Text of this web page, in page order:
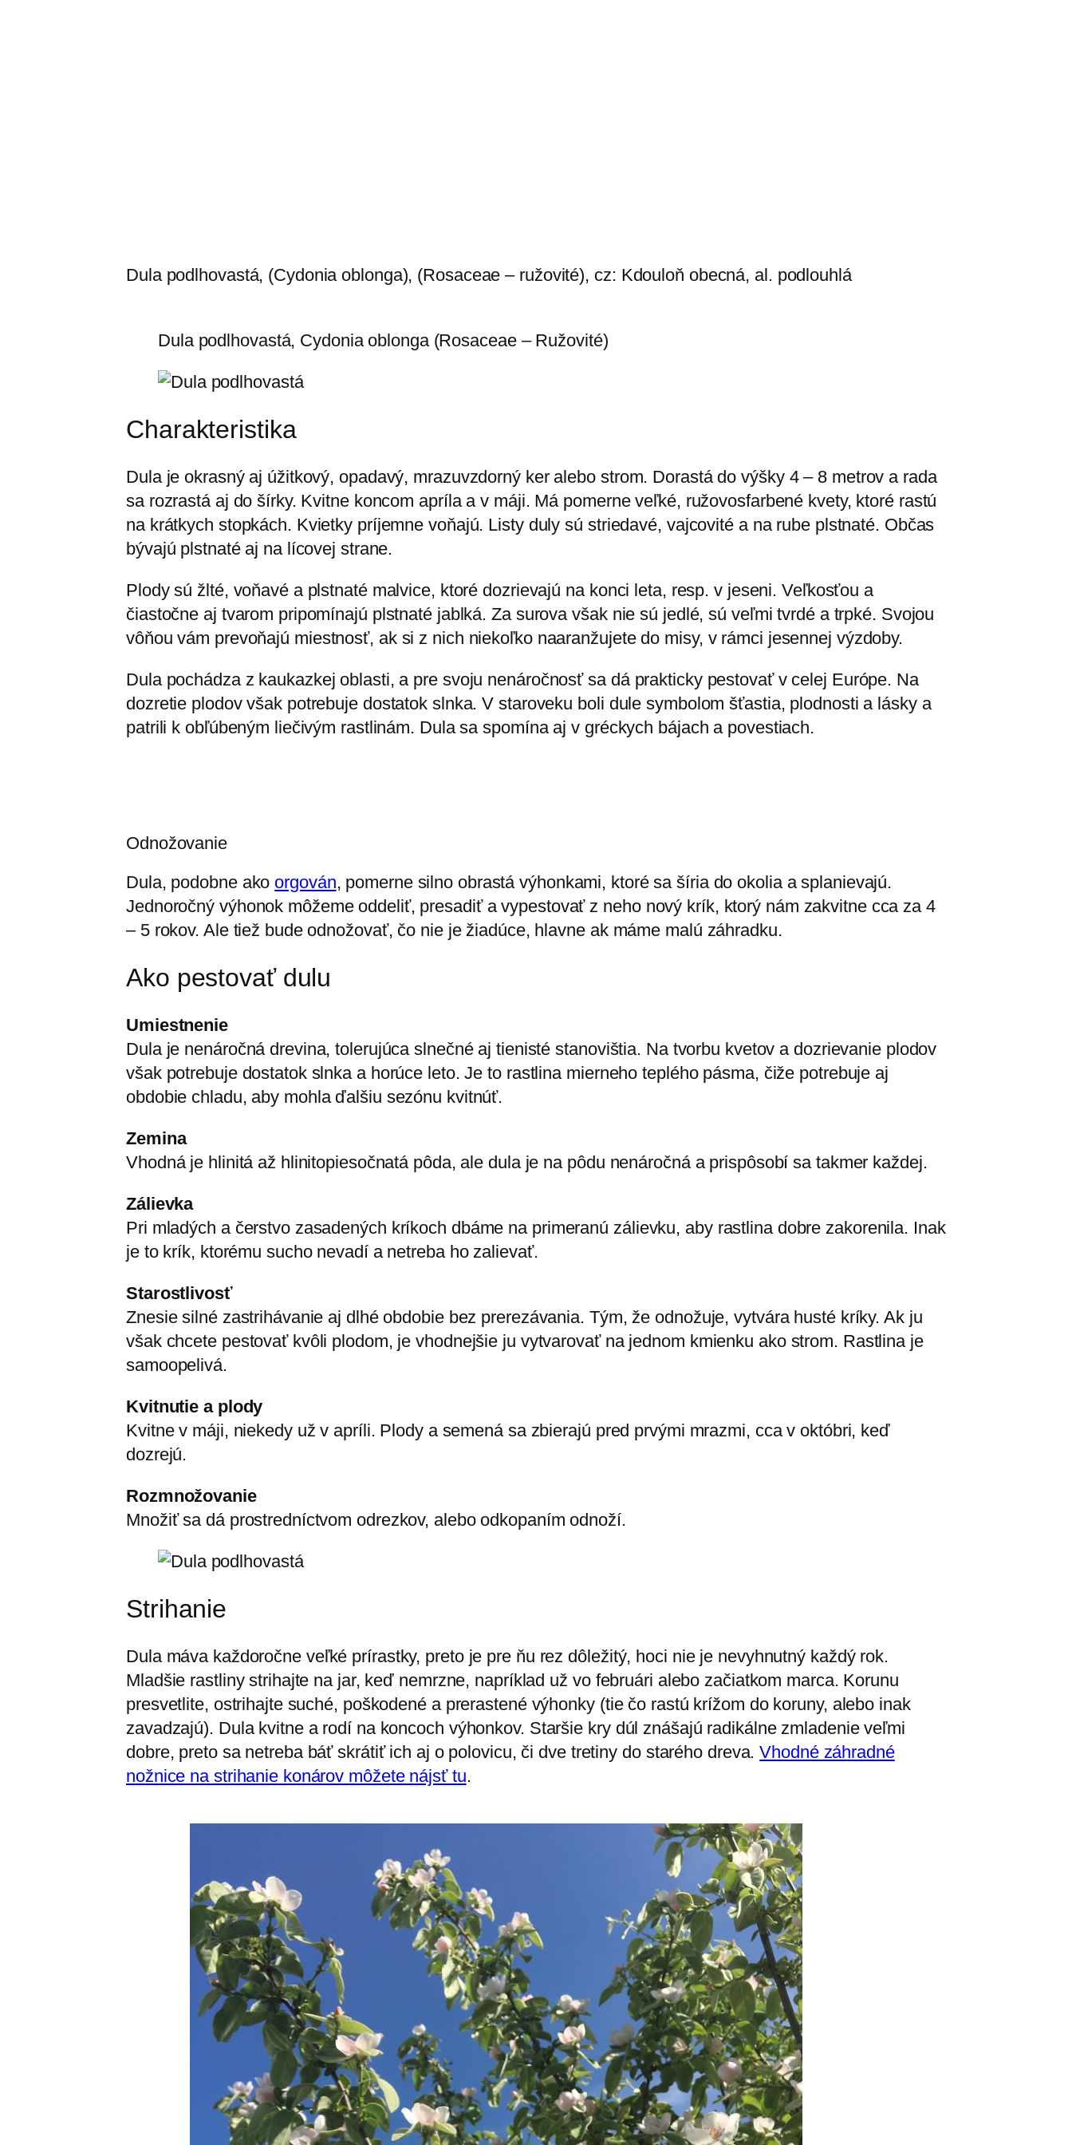
Dula podlhovastá, (Cydonia oblonga), (Rosaceae – ružovité), cz: Kdouloň obecná, al. podlouhlá
Dula podlhovastá, Cydonia oblonga (Rosaceae – Ružovité)
Charakteristika
Dula je okrasný aj úžitkový, opadavý, mrazuvzdorný ker alebo strom. Dorastá do výšky 4 – 8 metrov a rada
sa rozrastá aj do šírky. Kvitne koncom apríla a v máji. Má pomerne veľké, ružovosfarbené kvety, ktoré rastú
na krátkych stopkách. Kvietky príjemne voňajú. Listy duly sú striedavé, vajcovité a na rube plstnaté. Občas
bývajú plstnaté aj na lícovej strane.
Plody sú žlté, voňavé a plstnaté malvice, ktoré dozrievajú na konci leta, resp. v jeseni. Veľkosťou a
čiastočne aj tvarom pripomínajú plstnaté jablká. Za surova však nie sú jedlé, sú veľmi tvrdé a trpké. Svojou
vôňou vám prevoňajú miestnosť, ak si z nich niekoľko naaranžujete do misy, v rámci jesennej výzdoby.
Dula pochádza z kaukazkej oblasti, a pre svoju nenáročnosť sa dá prakticky pestovať v celej Európe. Na
dozretie plodov však potrebuje dostatok slnka. V staroveku boli dule symbolom šťastia, plodnosti a lásky a
patrili k obľúbeným liečivým rastlinám. Dula sa spomína aj v gréckych bájach a povestiach.
Odnožovanie
Dula, podobne ako orgován, pomerne silno obrastá výhonkami, ktoré sa šíria do okolia a splanievajú.
Jednoročný výhonok môžeme oddeliť, presadiť a vypestovať z neho nový krík, ktorý nám zakvitne cca za 4
– 5 rokov. Ale tiež bude odnožovať, čo nie je žiadúce, hlavne ak máme malú záhradku.
Ako pestovať dulu
Umiestnenie
Dula je nenáročná drevina, tolerujúca slnečné aj tienisté stanovištia. Na tvorbu kvetov a dozrievanie plodov
však potrebuje dostatok slnka a horúce leto. Je to rastlina mierneho teplého pásma, čiže potrebuje aj
obdobie chladu, aby mohla ďalšiu sezónu kvitnúť.
Zemina
Vhodná je hlinitá až hlinitopiesočnatá pôda, ale dula je na pôdu nenáročná a prispôsobí sa takmer každej.
Zálievka
Pri mladých a čerstvo zasadených kríkoch dbáme na primeranú zálievku, aby rastlina dobre zakorenila. Inak
je to krík, ktorému sucho nevadí a netreba ho zalievať.
Starostlivosť
Znesie silné zastrihávanie aj dlhé obdobie bez prerezávania. Tým, že odnožuje, vytvára husté kríky. Ak ju
však chcete pestovať kvôli plodom, je vhodnejšie ju vytvarovať na jednom kmienku ako strom. Rastlina je
samoopelivá.
Kvitnutie a plody
Kvitne v máji, niekedy už v apríli. Plody a semená sa zbierajú pred prvými mrazmi, cca v októbri, keď
dozrejú.
Rozmnožovanie
Množiť sa dá prostredníctvom odrezkov, alebo odkopaním odnoží.
Strihanie
Dula máva každoročne veľké prírastky, preto je pre ňu rez dôležitý, hoci nie je nevyhnutný každý rok.
Mladšie rastliny strihajte na jar, keď nemrzne, napríklad už vo februári alebo začiatkom marca. Korunu
presvetlite, ostrihajte suché, poškodené a prerastené výhonky (tie čo rastú krížom do koruny, alebo inak
zavadzajú). Dula kvitne a rodí na koncoch výhonkov. Staršie kry dúl znášajú radikálne zmladenie veľmi
dobre, preto sa netreba báť skrátiť ich aj o polovicu, či dve tretiny do starého dreva.Vhodné záhradné
nožnice na strihanie konárov môžete nájsť tu.